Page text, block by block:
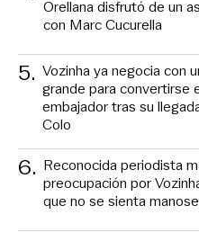
Orellana disfrutó de un
con Marc Cucurella
5. Vozinha ya negocia con
grande para convertirse
embajador tras su
Colo
6. Reconocida periodista
preocupación por
que no se sienta